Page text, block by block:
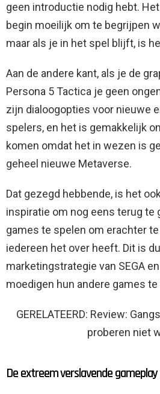
geen introductie nodig hebt.
begin moeilijk om te begrijpen
maar als je in het spel blijft, is
Aan de andere kant, als je de
Persona 5 Tactica je geen
zijn dialoogopties voor nieuwe
spelers, en het is gemakkelijk
komen omdat het in wezen is
geheel nieuwe Metaverse.
Dat gezegd hebbende, is het
inspiratie om nog eens terug te
games te spelen om erachter
iedereen het over heeft. Dit is
marketingstrategie van SEGA
moedigen hun andere games te
GERELATEERD: Review:
proberen niet
De extreem verslavende